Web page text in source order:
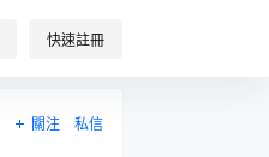
快速註冊
關注 私信